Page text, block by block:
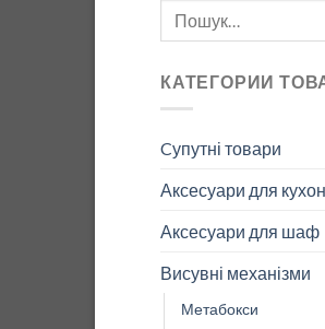
Шукати:
КАТЕГОРИИ
Cупутні товари
Аксесуари для
Аксесуари для шаф
Висувні механізми
Метабокси